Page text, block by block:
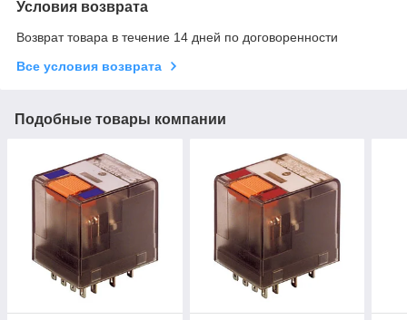
Условия возврата
Возврат товара в течение 14 дней по договоренности
Все условия возврата
Подобные товары компании